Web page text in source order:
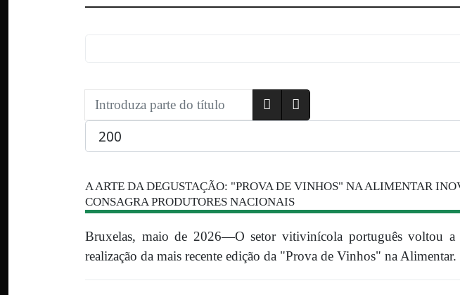
Introduza parte do título
Qtd. a exibir
A ARTE DA DEGUSTAÇÃO: "PROVA DE VINHOS" NA ALIMENTAR
CONSAGRA PRODUTORES NACIONAIS
Bruxelas, maio de 2026—O setor vitivinícola português voltou a
realização da mais recente edição da "Prova de Vinhos" na Alimentar.